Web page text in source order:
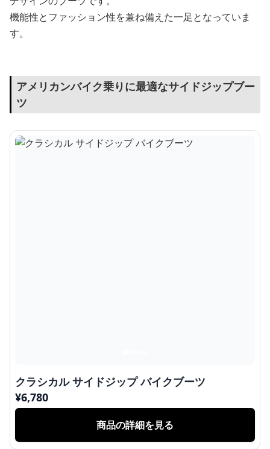
機能性とファッション性を兼ね備えた一足となっていま
す。
アメリカンバイク乗りに最適なサイドジップブー
ツ
クラシカル サイドジップ バイクブーツ
¥6,780
商品の詳細を見る